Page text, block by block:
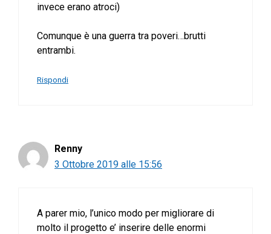
invece erano atroci)
Comunque è una guerra tra poveri…brutti
entrambi.
Rispondi
Renny
3 Ottobre 2019 alle 15:56
A parer mio, l’unico modo per migliorare di
molto il progetto e’ inserire delle enormi